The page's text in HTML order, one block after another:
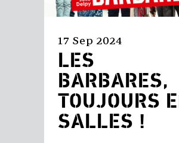
17 Sep 2024
LES
BARBARES,
TOUJOURS
SALLES !